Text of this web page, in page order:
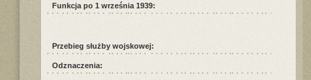
Funkcja po 1 września 1939:
Przebieg służby wojskowej:
Odznaczenia: